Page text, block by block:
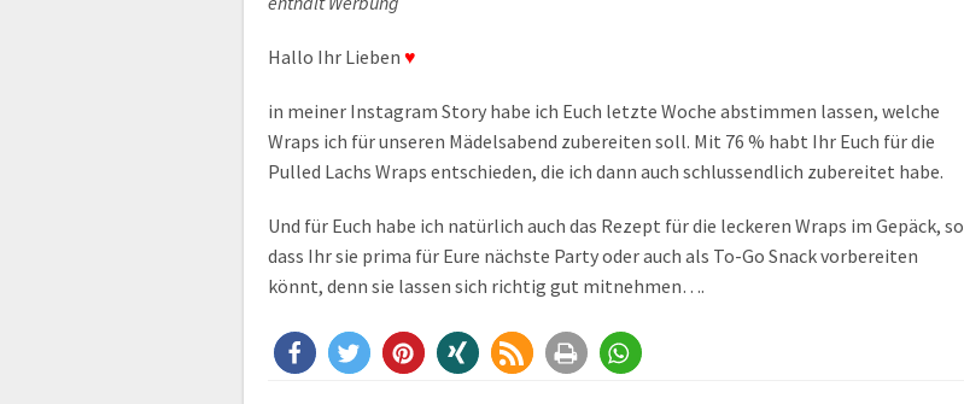
Hallo Ihr Lieben ♥
in meiner Instagram Story habe ich Euch letzte Woche abstimmen lassen, welche
Wraps ich für unseren Mädelsabend zubereiten soll. Mit 76 % habt Ihr Euch für die
Pulled Lachs Wraps entschieden, die ich dann auch schlussendlich zubereitet habe.
Und für Euch habe ich natürlich auch das Rezept für die leckeren Wraps im Gepäck, so
dass Ihr sie prima für Eure nächste Party oder auch als To-Go Snack vorbereiten
könnt, denn sie lassen sich richtig gut mitnehmen….